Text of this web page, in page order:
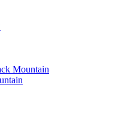
Mountain